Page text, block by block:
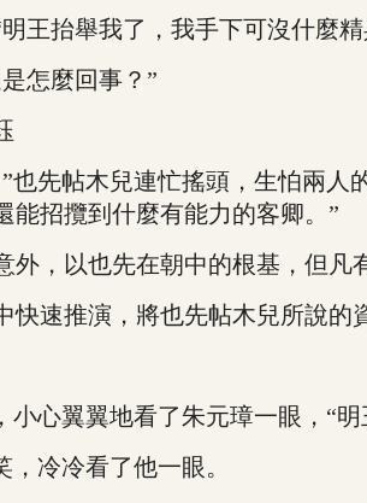
抬舉我了，我手下可沒什麼精
怎麼回事？”
先帖木兒連忙搖頭，生怕兩人
能招攬到什麼有能力的客卿。”
以也先在朝中的根基，但凡
推演，將也先帖木兒所說的
翼翼地看了朱元璋一眼，“明
冷冷看了他一眼。